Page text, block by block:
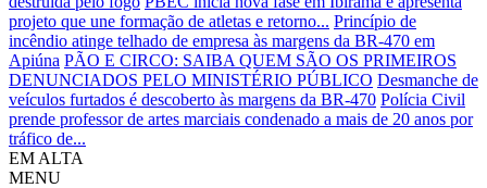
projeto que une formação de atletas e retorno... Princípio de
incêndio atinge telhado de empresa às margens da BR-470 em
Apiúna PÃO E CIRCO: SAIBA QUEM SÃO OS PRIMEIROS
DENUNCIADOS PELO MINISTÉRIO PÚBLICO Desmanche de
veículos furtados é descoberto às margens da BR-470 Polícia Civil
prende professor de artes marciais condenado a mais de 20 anos por
tráfico de...
EM ALTA
MENU